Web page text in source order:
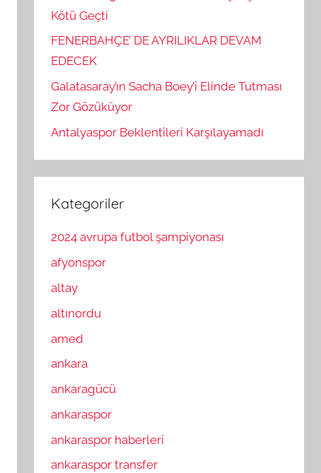
Kötü Geçti
FENERBAHÇE’ DE AYRILIKLAR DEVAM
EDECEK
Galatasaray’ın Sacha Boey’i Elinde Tutması
Zor Gözüküyor
Antalyaspor Beklentileri Karşılayamadı
Kategoriler
2024 avrupa futbol şampiyonası
afyonspor
altay
altınordu
amed
ankara
ankaragücü
ankaraspor
ankaraspor haberleri
ankaraspor transfer